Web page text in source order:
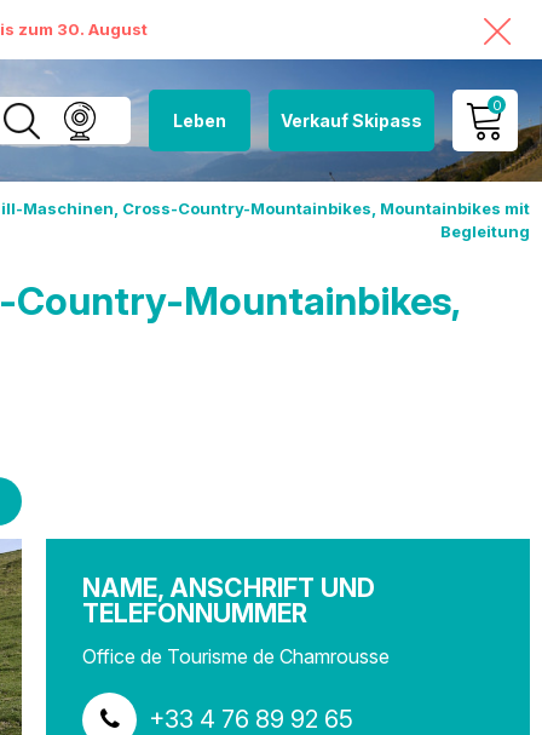
zum 30. August
Leben Verkauf Skipass
0
MEIN KONTO
MEINEN WARENKORB
Maschinen, Cross-Country-Mountainbikes, Mountainbikes mit
Begleitung
Country-Mountainbikes,
NAME, ANSCHRIFT UND
TELEFONNUMMER
Office de Tourisme de Chamrousse
+33 4 76 89 92 65